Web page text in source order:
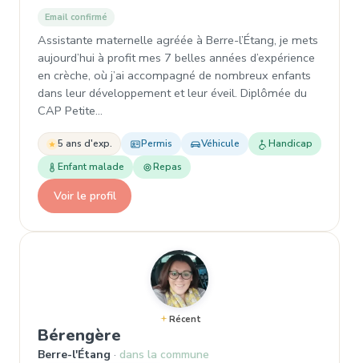
Email confirmé
Assistante maternelle agréée à Berre-l’Étang, je mets
aujourd’hui à profit mes 7 belles années d’expérience
en crèche, où j’ai accompagné de nombreux enfants
dans leur développement et leur éveil. Diplômée du
CAP Petite…
5 ans d'exp. Permis Véhicule
Handicap
Enfant malade
Repas
Voir le profil
Récent
Bérengère
Berre-l'Étang dans la commune